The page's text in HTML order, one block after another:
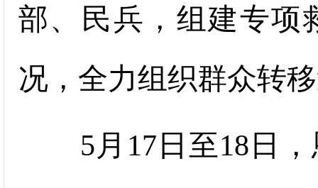
部、民兵，组建专项
况，全力组织群众转
5月17日至18日，